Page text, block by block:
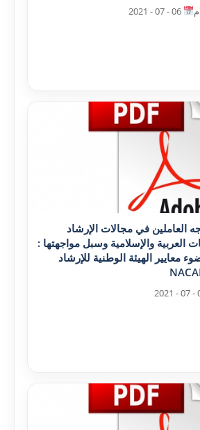
العاملين في مجالات الإرشاد
العربية والإسلامية وسبل مواجهتها :
معايير الهيئة الوطنية للإرشاد